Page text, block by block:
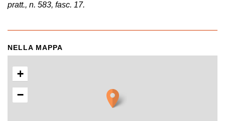
pratt., n. 583, fasc. 17.
NELLA MAPPA
+
−